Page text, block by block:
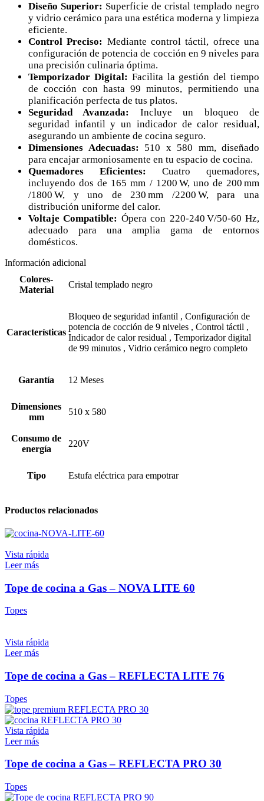
Diseño Superior: Superficie de cristal templado negro
y vidrio cerámico para una estética moderna y limpieza
eficiente.
Control Preciso: Mediante control táctil, ofrece una
configuración de potencia de cocción en 9 niveles para
una precisión culinaria óptima.
Temporizador Digital: Facilita la gestión del tiempo
de cocción con hasta 99 minutos, permitiendo una
planificación perfecta de tus platos.
Seguridad Avanzada: Incluye un bloqueo de
seguridad infantil y un indicador de calor residual,
asegurando un ambiente de cocina seguro.
Dimensiones Adecuadas: 510 x 580 mm, diseñado
para encajar armoniosamente en tu espacio de cocina.
Quemadores Eficientes: Cuatro quemadores,
incluyendo dos de 165 mm / 1200 W, uno de 200 mm
/1800 W, y uno de 230 mm /2200 W, para una
distribución uniforme del calor.
Voltaje Compatible: Ópera con 220-240 V/50-60 Hz,
adecuado para una amplia gama de entornos
domésticos.
Información adicional
Colores-
Material
Cristal templado negro
Características
Bloqueo de seguridad infantil , Configuración de
potencia de cocción de 9 niveles , Control táctil ,
Indicador de calor residual , Temporizador digital
de 99 minutos , Vidrio cerámico negro completo
Garantía 12 Meses
Dimensiones
mm
510 x 580
Consumo de
energía
220V
Tipo Estufa eléctrica para empotrar
Productos relacionados
Vista rápida
Leer más
Tope de cocina a Gas – NOVA LITE 60
Topes
Vista rápida
Leer más
Tope de cocina a Gas – REFLECTA LITE 76
Topes
Vista rápida
Leer más
Tope de cocina a Gas – REFLECTA PRO 30
Topes